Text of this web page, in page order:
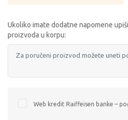
Ukoliko imate dodatne napomene
proizvoda u korpu:
Web kredit Raiffeisen banke –